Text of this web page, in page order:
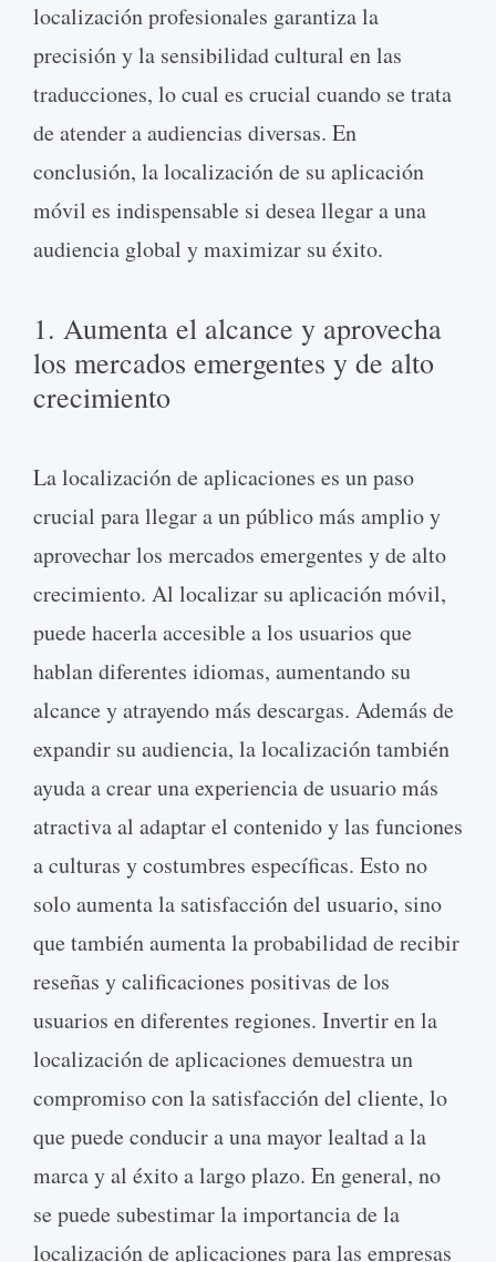
localización profesionales garantiza la
precisión y la sensibilidad cultural en las
traducciones, lo cual es crucial cuando se trata
de atender a audiencias diversas. En
conclusión, la localización de su aplicación
móvil es indispensable si desea llegar a una
audiencia global y maximizar su éxito.
1. Aumenta el alcance y aprovecha
los mercados emergentes y de alto
crecimiento
La localización de aplicaciones es un paso
crucial para llegar a un público más amplio y
aprovechar los mercados emergentes y de alto
crecimiento. Al localizar su aplicación móvil,
puede hacerla accesible a los usuarios que
hablan diferentes idiomas, aumentando su
alcance y atrayendo más descargas. Además de
expandir su audiencia, la localización también
ayuda a crear una experiencia de usuario más
atractiva al adaptar el contenido y las funciones
a culturas y costumbres específicas. Esto no
solo aumenta la satisfacción del usuario, sino
que también aumenta la probabilidad de recibir
reseñas y calificaciones positivas de los
usuarios en diferentes regiones. Invertir en la
localización de aplicaciones demuestra un
compromiso con la satisfacción del cliente, lo
que puede conducir a una mayor lealtad a la
marca y al éxito a largo plazo. En general, no
se puede subestimar la importancia de la
localización de aplicaciones para las empresas